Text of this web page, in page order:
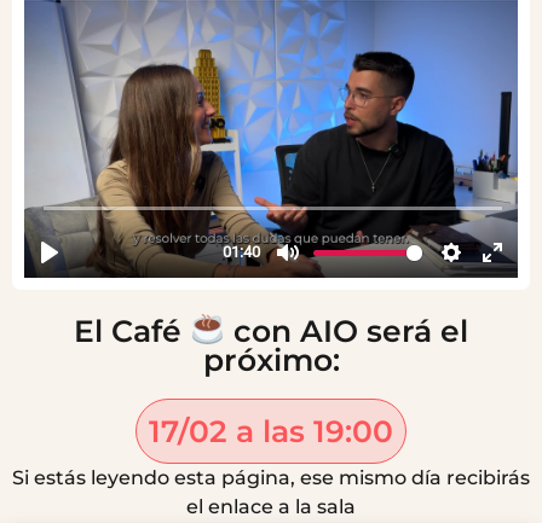
El Café
con AIO será el
próximo:
17/02 a las 19:00
Si estás leyendo esta página, ese mismo día recibirás
el enlace a la sala